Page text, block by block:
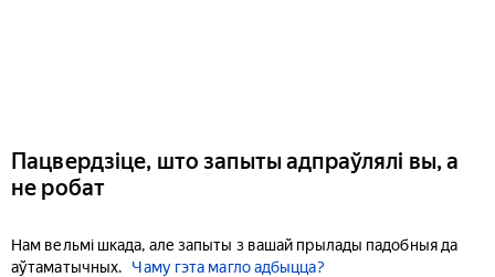
Пацвердзіце, што запыты адпраўлялі вы, а
не робат
Нам вельмі шкада, але запыты з вашай прылады падобныя да
аўтаматычных.
Чаму гэта магло адбыцца?